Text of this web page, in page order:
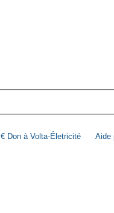
€ Don à Volta-Életricité Aide